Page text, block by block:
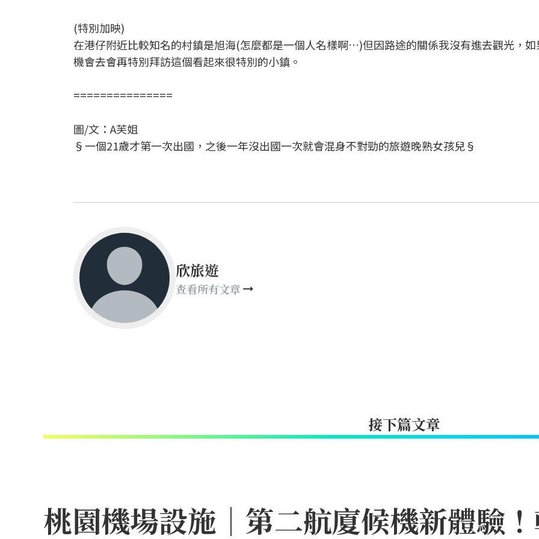
(特別加映)
在港仔附近比較知名的村鎮是旭海(怎麼都是一個人名樣啊…)但因路途的關係我沒有進去觀光，
機會去會再特別拜訪這個看起來很特別的小鎮。
===============
圖/文：A芙姐
§一個21歲才第一次出國，之後一年沒出國一次就會混身不對勁的旅遊晚熟女孩兒§
欣旅遊
查看所有文章
接下篇文章
桃園機場設施｜第二航廈候機新體驗